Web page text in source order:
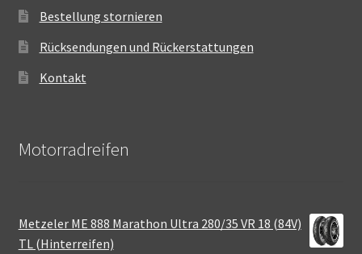
Bestellung stornieren
Rücksendungen und Rückerstattungen
Kontakt
Motorradreifen
Metzeler ME 888 Marathon Ultra 280/35 VR 18 (84V)
TL (Hinterreifen)